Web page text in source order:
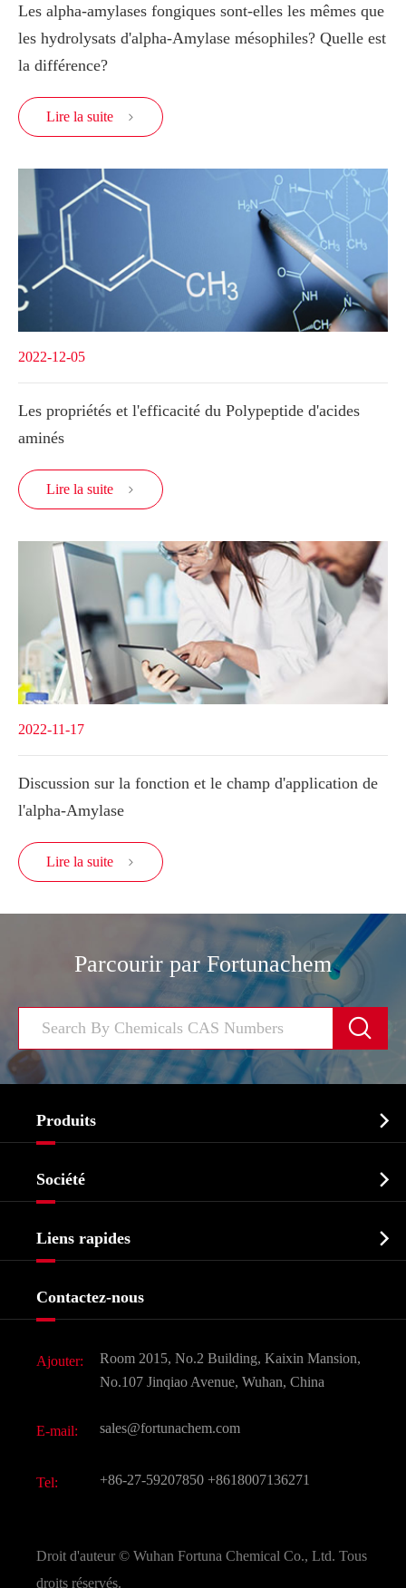
Les alpha-amylases fongiques sont-elles les mêmes que
les hydrolysats d'alpha-Amylase mésophiles? Quelle est
la différence?
Lire la suite 
2022-12-05
Les propriétés et l'efficacité du Polypeptide d'acides
aminés
Lire la suite 
2022-11-17
Discussion sur la fonction et le champ d'application de
l'alpha-Amylase
Lire la suite 
Parcourir par Fortunachem

Produits 
Biochimique
Produits agrochimiques et intermédiaires
Ingrédients cosmétiques
Saveurs et parfums
CAS chimiques
Société 
Liens rapides 
Contactez-nous
Ajouter:
Room 2015, No.2 Building, Kaixin Mansion,
No.107 Jinqiao Avenue, Wuhan, China
E-mail: sales@fortunachem.com
Tel: +86-27-59207850 +8618007136271
Droit d'auteur © Wuhan Fortuna Chemical Co., Ltd. Tous
droits réservés.